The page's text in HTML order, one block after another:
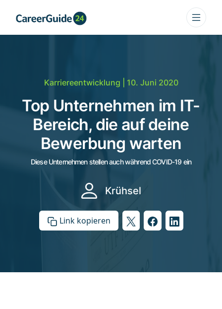
Karriereentwicklung | 10. Juni 2020
Top Unternehmen im IT-
Bereich, die auf deine
Bewerbung warten
Diese Unternehmen stellen auch während COVID-19 ein
Krühsel
Link kopieren